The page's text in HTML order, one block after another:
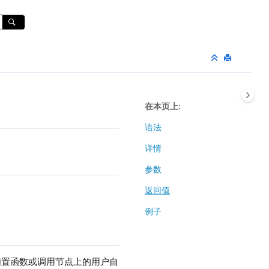
函数或调用节点上的用户自
在本页上
语法
详情
参数
返回值
例子